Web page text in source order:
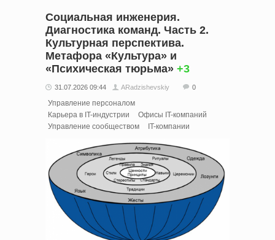
Социальная инженерия.
Диагностика команд. Часть 2.
Культурная перспектива.
Метафора «Культура» и
«Психическая тюрьма» +3
31.07.2026 09:44 ARadzishevskiy 0
Управление персоналом
Карьера в IT-индустрии
Офисы IT-компаний
Управление сообществом
IT-компании